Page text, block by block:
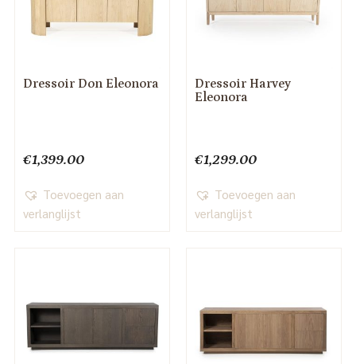
Dressoir Don Eleonora
€1,399.00
Toevoegen aan
verlanglijst
Dressoir Harvey
Eleonora
€1,299.00
Toevoegen aan
verlanglijst